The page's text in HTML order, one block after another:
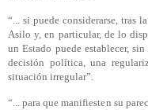
“... si puede considerarse, tras
Asilo y, en particular, de lo
un Estado puede establecer,
decisión política, una
situación irregular”.
“... para que manifiesten su